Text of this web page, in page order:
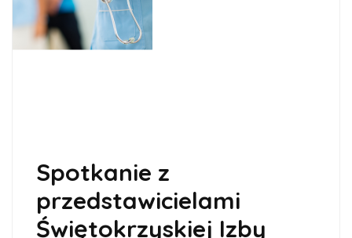
Spotkanie z
przedstawicielami
Świętokrzyskiej Izby